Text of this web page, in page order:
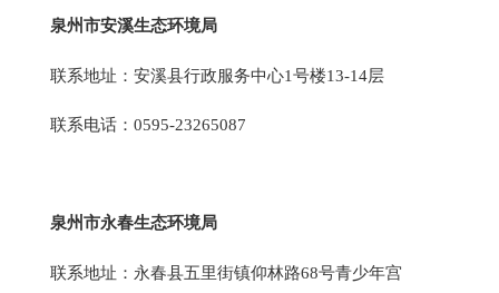
泉州市安溪生态环境局
联系地址：安溪县行政服务中心1号楼13-14层
联系电话：0595-23265087
泉州市永春生态环境局
联系地址：永春县五里街镇仰林路68号青少年宫